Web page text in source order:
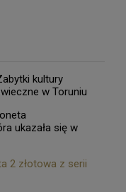
kultury
w Toruniu
ukazała się w
2 złotowa z serii